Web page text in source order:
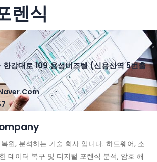
렌식
한강대로 109 용성비즈텔 (신용산역 5번출
원, 분석하는 기술 회사 입니다. 하드웨어, 소
데이터 복구 및 디지털 포렌식 분석, 암호 해